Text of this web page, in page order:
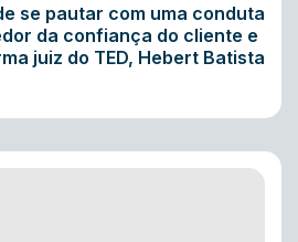
se pautar com uma conduta
da confiança do cliente e
juiz do TED, Hebert Batista